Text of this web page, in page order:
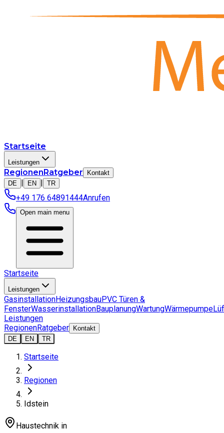
Startseite
Leistungen
RegionenRatgeber
Kontakt
DE | EN | TR
+49 176 64891444Anrufen
Open main menu
Startseite
Leistungen
GasinstallationHeizungsbauPVC Türen &
FensterWasserinstallationBauplanungWartungWärmepumpe
Leistungen
RegionenRatgeber
Kontakt
DE
EN TR
Startseite
Regionen
Idstein
Haustechnik in